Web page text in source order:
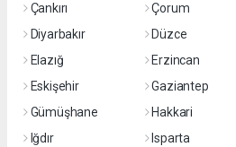
Çankırı
Çorum
Diyarbakır
Düzce
Elazığ
Erzincan
Eskişehir
Gaziantep
Gümüşhane
Hakkari
Iğdır
Isparta